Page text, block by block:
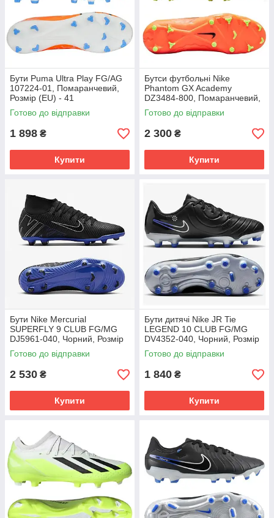
Бути Puma Ultra Play FG/AG
107224-01, Помаранчевий,
Розмір (EU) - 41
Готово до відправки
1 898 ₴
Купити
Бутси футбольні Nike
Phantom GX Academy
DZ3484-800, Помаранчевий,
Розмір (EU) - 39
Готово до відправки
2 300 ₴
Купити
Бути Nike Mercurial
SUPERFLY 9 CLUB FG/MG
DJ5961-040, Чорний, Розмір
(EU) - 42
Готово до відправки
2 530 ₴
Купити
Бути дитячі Nike JR Tie
LEGEND 10 CLUB FG/MG
DV4352-040, Чорний, Розмір
(EU) - 38.5
Готово до відправки
1 840 ₴
Купити